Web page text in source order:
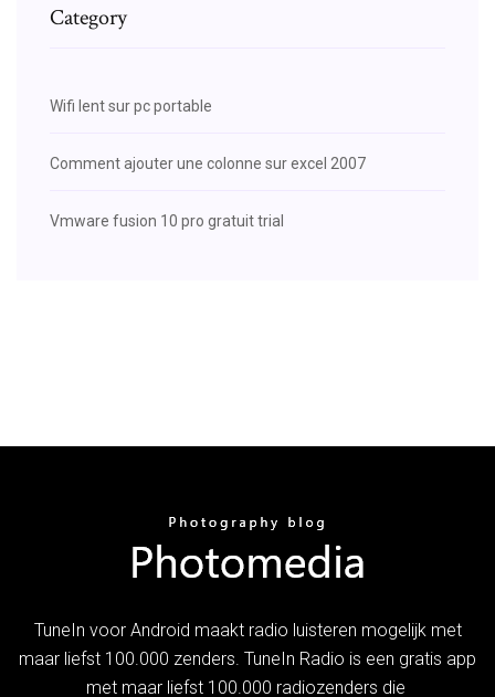
Category
Wifi lent sur pc portable
Comment ajouter une colonne sur excel 2007
Vmware fusion 10 pro gratuit trial
TuneIn voor Android maakt radio luisteren mogelijk met
maar liefst 100.000 zenders. TuneIn Radio is een gratis app
met maar liefst 100.000 radiozenders die